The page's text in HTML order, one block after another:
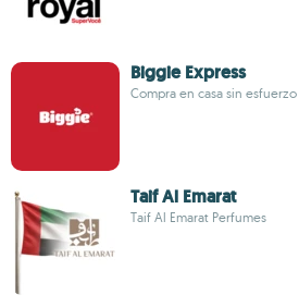
Biggie Express
Compra en casa sin
Taif Al Emarat
Taif Al Emarat Perfumes